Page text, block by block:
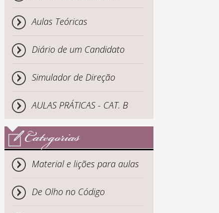
Aulas Teóricas
Diário de um Candidato
Simulador de Direção
AULAS PRÁTICAS - CAT. B
Categorias
Material e lições para aulas
De Olho no Código